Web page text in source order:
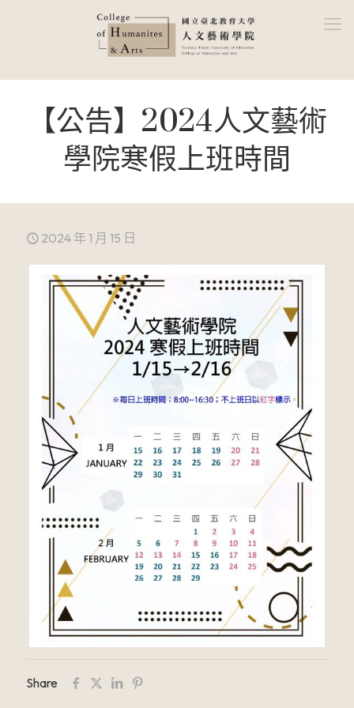
【公告】2024人文藝術
學院寒假上班時間
2024 年 1 月 15 日
Share